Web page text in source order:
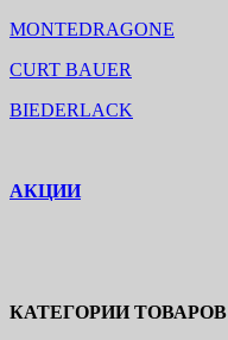
MONTEDRAGONE
CURT BAUER
BIEDERLACK
АКЦИИ
КАТЕГОРИИ ТОВАРОВ